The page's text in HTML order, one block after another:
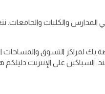
والكليات والجامعات.
بك لمراكز التسوق والمساحات